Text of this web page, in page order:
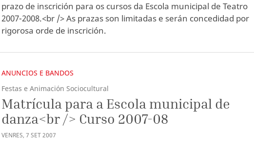
prazo de inscrición para os cursos da Escola municipal de Teatro
2007-2008.<br /> As prazas son limitadas e serán concedidad por
rigorosa orde de inscrición.
ANUNCIOS E BANDOS
Festas e Animación Sociocultural
Matrícula para a Escola municipal de
danza<br /> Curso 2007-08
VENRES,7 SET2007